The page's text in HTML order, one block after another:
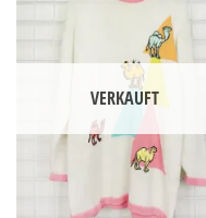
VERKAUFT